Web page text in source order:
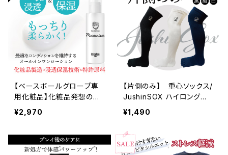
【ベースボールグローブ専
用化粧品】化粧品発想のグ
ローブ用保湿剤 【レザーレ
スキュー モイスチャライザ
保湿 して革をもっちり柔ら
かく！
¥2,970
【片側のみ】 重心ソックス/
JushinSOX ハイロング
重心を最適な位置へ、アー
チを作り出して、姿勢の改善
着圧が筋肉のブレを軽減し、
膝もサポート。パフォーマン
¥1,490